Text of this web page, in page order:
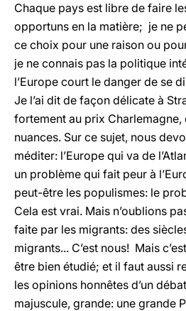
Chaque pays est libre de faire
opportuns en la matière; je ne
ce choix pour une raison ou
je ne connais pas la politique
l’Europe court le danger de se
Je l’ai dit de façon délicate à
fortement au prix Charlemagne,
nuances. Sur ce sujet, nous
méditer: l’Europe qui va de
un problème qui fait peur à
peut-être les populismes: le
Cela est vrai. Mais n’oublions
faite par les migrants: des
migrants... C’est nous! Mais
être bien étudié; et il faut aussi
les opinions honnêtes d’un
majuscule, grande: une grande